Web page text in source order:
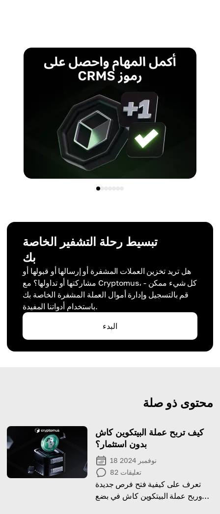
تبسيط رحلة التشفير الخاصة
بك
هل تريد تخزين العملات المشفرة أو إرسالها أو قبولها أو
مشاركتها أو تداولها؟ مع Cryptomus، كل شيء ممكن -
قم بالتسجيل وإدارة أموال العملة المشفرة الخاصة بك
باستخدام أدواتنا المفيدة.
البدء
محتوى ذو صلة
كيف تربح عملة البيتكوين كاش
بدون استثمار؟
18 نوفمبر 2024
82 تعليقات
تعرف على كيفية فتح فرص جديدة
وربح عملة البيتكوين كاش في بضع